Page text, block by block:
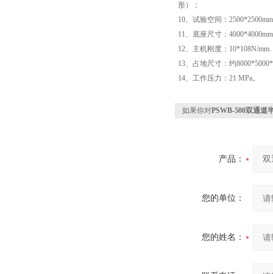
形）；
10、试验空间：
11、底座尺寸：
12、主机刚度：10*108N/mm.
13、占地尺寸：约
14、工作压力：21 MPa。
如果你对PSWB-500双通道
产品：
您的单位：
您的姓名：